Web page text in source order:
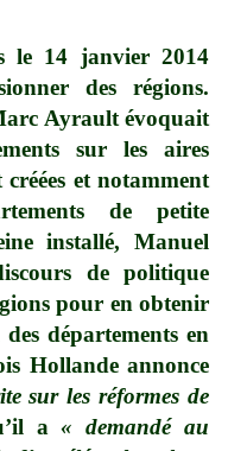
le 14 janvier 2014
des régions.
Ayrault évoquait
sur les aires
et notamment
de petite
installé, Manuel
de politique
pour en obtenir
départements en
Hollande annonce
sur les réformes de
a« demandé au